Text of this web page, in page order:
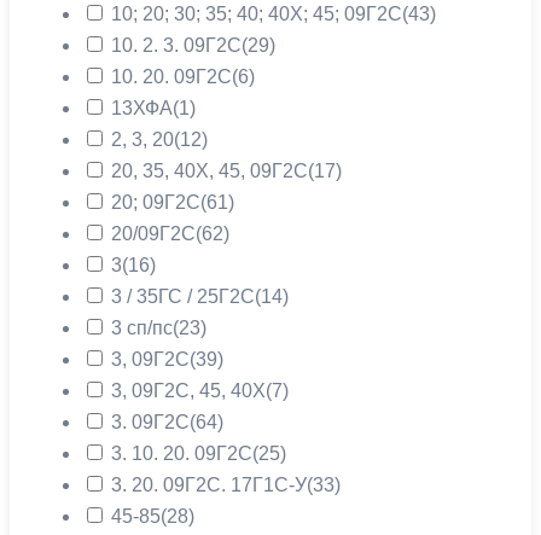
10; 20; 30; 35; 40; 40Х; 45; 09Г2С(43)
10. 2. 3. 09Г2С(29)
10. 20. 09Г2С(6)
13ХФА(1)
2, 3, 20(12)
20, 35, 40Х, 45, 09Г2С(17)
20; 09Г2С(61)
20/09Г2С(62)
3(16)
3 / 35ГС / 25Г2С(14)
3 сп/пс(23)
3, 09Г2С(39)
3, 09Г2С, 45, 40Х(7)
3. 09Г2С(64)
3. 10. 20. 09Г2С(25)
3. 20. 09Г2С. 17Г1С-У(33)
45-85(28)